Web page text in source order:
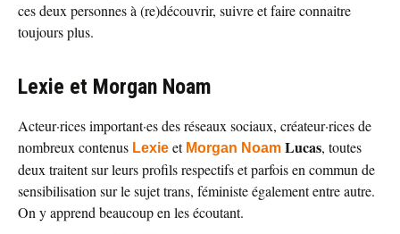
ces deux personnes à (re)découvrir, suivre et faire connaitre
toujours plus.
Lexie et Morgan Noam
Acteur·rices important·es des réseaux sociaux, créateur·rices de
nombreux contenus Lexie et Morgan Noam Lucas, toutes
deux traitent sur leurs profils respectifs et parfois en commun de
sensibilisation sur le sujet trans, féministe également entre autre.
On y apprend beaucoup en les écoutant.